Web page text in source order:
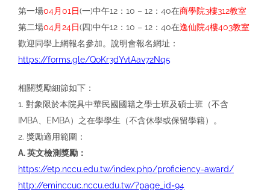
第⼀場04⽉01⽇(⼀)中午12：10 – 12：40在商學院3樓312教室
第⼆場04⽉24⽇(四)中午12：10 – 12：40在逸仙院4樓403教室
歡迎同學上網報名參加。說明會報名網址：
https://forms.gle/QoKr3dYvtAav72Nq5
相關獎勵細節如下：
1. 對象限於本院具中華⺠國國籍之學⼠班及碩⼠班（不含
IMBA、EMBA）之在學學⽣（不含休學或保留學籍）。
2. 獎勵適⽤範圍：
A. 英⽂檢測獎勵：
https://etp.nccu.edu.tw/index.php/proficiency-award/
http://eminccuc.nccu.edu.tw/?page_id=94